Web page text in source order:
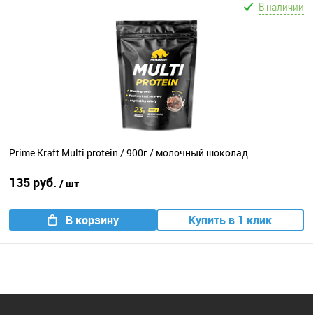
В наличии
Prime Kraft Multi protein / 900г / молочный шоколад
135 руб. / шт
В корзину Купить в 1 клик